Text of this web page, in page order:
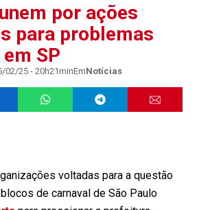
por ações
para problemas
SP
02/25 - 20h21minEmNotícias
voltadas para a questão
de carnaval de São Paulo